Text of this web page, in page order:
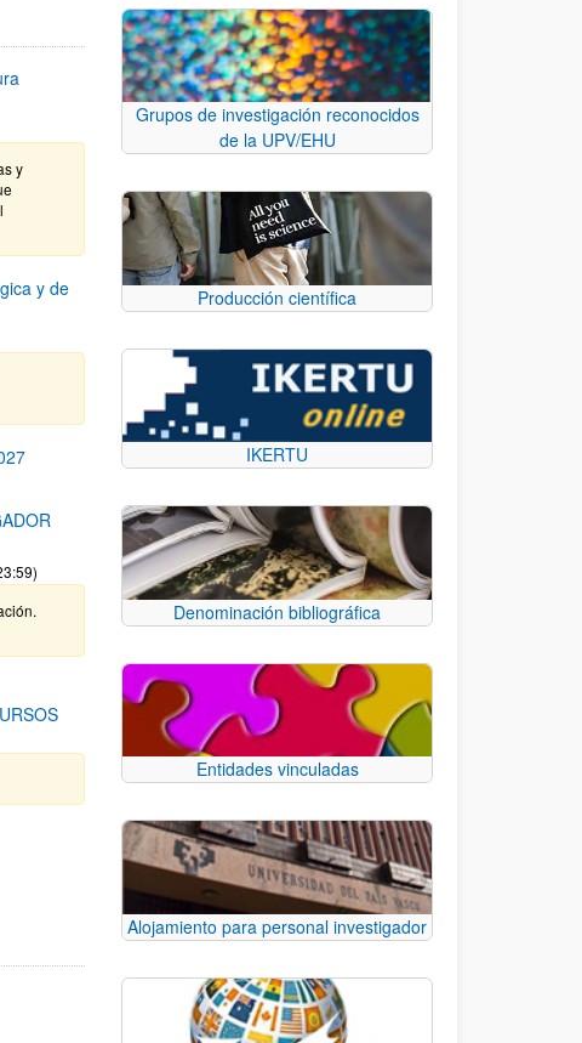
y
y de
para desplazarse.
Grupos de investigación reconocidos
de la UPV/EHU
Producción científica
IKERTU
Denominación bibliográfica
Entidades vinculadas
Alojamiento para personal investigador